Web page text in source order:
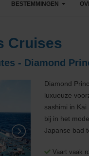
BESTEMMINGEN
Azië
Caribbean & Midden-
Dubai & Emiraten
Middellandse Zee
Cruises
- Diamond
Diamond
luxueuze
sashimi in
bij in het
Japanse bad
Vaart vaak